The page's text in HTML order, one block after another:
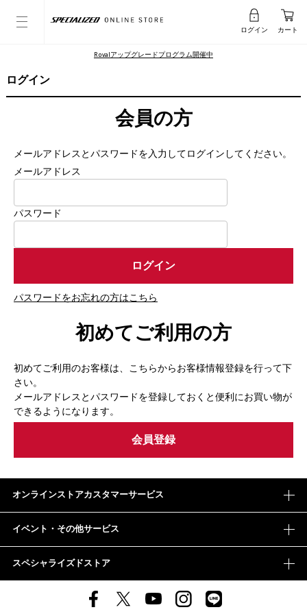
ログイン カート
Rovalアップグレードプログラム開催中
ログイン
会員の方
メールアドレスとパスワードを入力してログインしてください。
メールアドレス
パスワード
パスワードをお忘れの方はこちら
初めてご利用の方
初めてご利用のお客様は、こちらからお客様情報登録を行って下
さい。
メールアドレスとパスワードを登録しておくと便利にお買い物が
できるようになります。
オンラインストアカスタマーサービス
イベント・その他サービス
スペシャライズドストア